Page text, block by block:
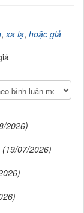
,xa lạ, hoặc giả
2026)
(19/07/2026)